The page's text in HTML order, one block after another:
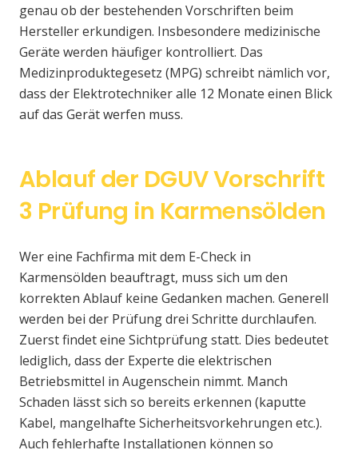
genau ob der bestehenden Vorschriften beim
Hersteller erkundigen. Insbesondere medizinische
Geräte werden häufiger kontrolliert. Das
Medizinproduktegesetz (MPG) schreibt nämlich vor,
dass der Elektrotechniker alle 12 Monate einen Blick
auf das Gerät werfen muss.
Ablauf der DGUV Vorschrift
3 Prüfung in Karmensölden
Wer eine Fachfirma mit dem E-Check in
Karmensölden beauftragt, muss sich um den
korrekten Ablauf keine Gedanken machen. Generell
werden bei der Prüfung drei Schritte durchlaufen.
Zuerst findet eine Sichtprüfung statt. Dies bedeutet
lediglich, dass der Experte die elektrischen
Betriebsmittel in Augenschein nimmt. Manch
Schaden lässt sich so bereits erkennen (kaputte
Kabel, mangelhafte Sicherheitsvorkehrungen etc.).
Auch fehlerhafte Installationen können so